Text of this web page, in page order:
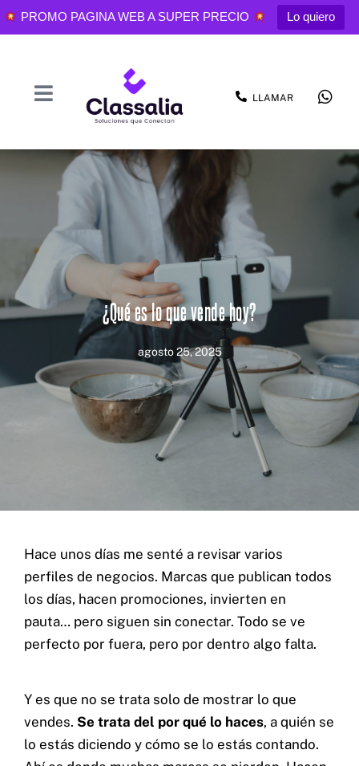
PROMO PAGINA WEB A SUPER PRECIO Lo quiero
LLAMAR
¿Qué es lo que vende hoy?
agosto 25, 2025
Hace unos días me senté a revisar varios
perfiles de negocios. Marcas que publican todos
los días, hacen promociones, invierten en
pauta… pero siguen sin conectar. Todo se ve
perfecto por fuera, pero por dentro algo falta.
Y es que no se trata solo de mostrar lo que
vendes. Se trata del por qué lo haces, a quién se
lo estás diciendo y cómo se lo estás contando.
Contacto
Servicios